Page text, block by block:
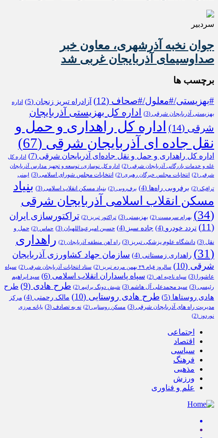
سردبیر
جوان نخبه آذرشهری، معاون خبر
صداوسیمای آذربایجان غربی شد
برچسب ها
#بهزیستی/#معلول/#صحاف (12) آزادراه تبریز زنجان (5)
اداره
بهزیستی آذربایجان شرقی (3)
اداره کل بهزیستی آذربایجان
شرقی (14)
اداره کل راهداری و حمل و
نقل جاده ای آذربایجان شرقی (67)
اداره کل راهداری و حمل و نقل جاده‌ای آذربایجان شرقی (7)
اداره کل
غله و خدمات بازرگانی آذربایجان شرقی (2)
اداره کل نوسازی، توسعه و تجهیز مدارس آذربایجان
شرقی (2) انتخابات مجلس خبرگان رهبری (2) انتخابات مجلس شورای اسلامی (3) ایمنی
ترافیک (2) برفروبی راه‌ها (4) برف‌روبی (2) بنیاد مسکن انقلاب اسلامی (3)
بنیاد
مسکن انقلاب اسلامی آذربایجان شرقی
(34)
بهرام سرمست (2) بهزیستی (3) تراکتور تبریز (2)
تراکتورسازی ایران
(11)
تردد خودرو (4) جاده سبز (4) حسین امیرعبداللهیان (3) حماس (2)
حمل و
نقل (3) دانشگاه علوم پزشکی تبریز (3) راه آهن منطقه آذربایجان (2)
راهداری
(31)
راهداری زمستانی (4)
سازمان جهاد کشاورزی آذربایجان
شرقی (10) سالروز قیام ۲۹ بهمن مردم تبریز (2) ستاد انتخابات آذربایجان شرقی (2)
سپاه
عاشورا
(3) سپاه ناحیه اهر (2) سپاه پاسداران انقلاب اسلامی (6)
سید ابراهیم
رئیسی (3) سید محمدعلی آل هاشم (3) شیش دونگ برانیم (2) طرح هادی (9)
طرح
هادی روستاها (5) طرح هادی روستایی (10) مالک رحمتی (4)
مرکز
مدیریت راه های آذربایجان شرقی (3) مسکن روستایی (2) نه به تصادف (3)
پایانه مرزی
نوردوز (2)
اجتماعی
اقتصاد
سیاسی
فرهنگ
مذهبی
ورزش
علم و فناوری